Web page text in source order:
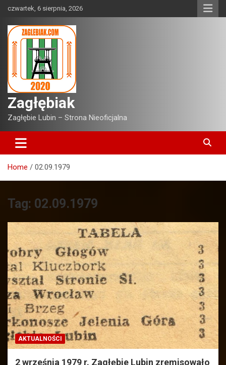
content
czwartek, 6 sierpnia, 2026
Zagłębiak
Zagłębie Lubin – Strona Nieoficjalna
Home 02.09.1979
Tag: 02.09.1979
AKTUALNOŚCI
2 września 1979 r. Zagłębie Lubin zremisowało